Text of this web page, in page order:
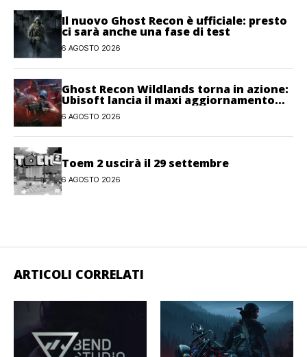
Il nuovo Ghost Recon è ufficiale: presto
ci sarà anche una fase di test
6 AGOSTO 2026
Ghost Recon Wildlands torna in azione:
Ubisoft lancia il maxi aggiornamento
gratuito Last Rites
6 AGOSTO 2026
Toem 2 uscirà il 29 settembre
6 AGOSTO 2026
ARTICOLI CORRELATI